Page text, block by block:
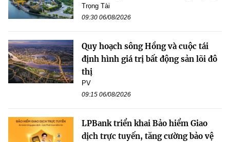
Trọng Tài
09:30 06/08/2026
Quy hoạch sông Hồng và cuộc tái
định hình giá trị bất động sản lõi đô
thị
PV
09:15 06/08/2026
LPBank triển khai Bảo hiểm Giao
dịch trực tuyến, tăng cường bảo vệ